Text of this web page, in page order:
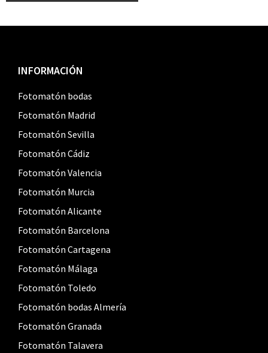
Footer
INFORMACIÓN
Fotomatón bodas
Fotomatón Madrid
Fotomatón Sevilla
Fotomatón Cádiz
Fotomatón Valencia
Fotomatón Murcia
Fotomatón Alicante
Fotomatón Barcelona
Fotomatón Cartagena
Fotomatón Málaga
Fotomatón Toledo
Fotomatón bodas Almería
Fotomatón Granada
Fotomatón Talavera